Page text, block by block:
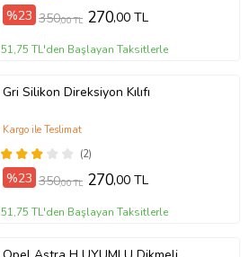
%23 350,00 TL 270,00 TL
51,75 TL'den Başlayan Taksitlerle
Gri Silikon Direksiyon Kılıfı
(2)
Kargo ile Teslimat
%23 350,00 TL 270,00 TL
51,75 TL'den Başlayan Taksitlerle